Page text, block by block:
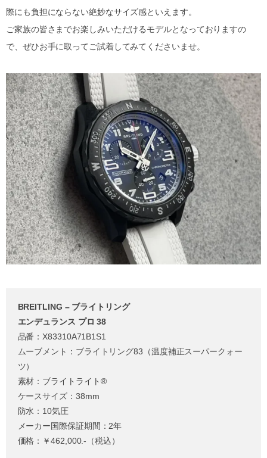
際にも負担にならない絶妙なサイズ感といえます。
ご家族の皆さまでお楽しみいただけるモデルとなっておりますの
で、ぜひお手に取ってご試着してみてくださいませ。
BREITLING – ブライトリング
エンデュランス プロ 38
品番：X83310A71B1S1
ムーブメント：ブライトリング83（温度補正スーパークォー
ツ）
素材：ブライトライト®
ケースサイズ：38mm
防水：10気圧
メーカー国際保証期間：2年
価格：￥462,000.-（税込）